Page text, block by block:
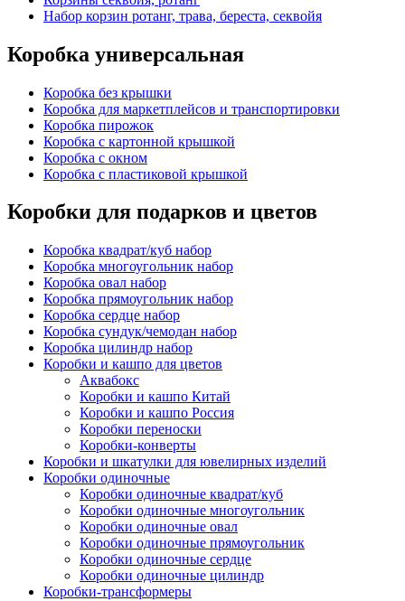
Набор корзин ротанг, трава, береста, секвойя
Коробка универсальная
Коробка без крышки
Коробка для маркетплейсов и транспортировки
Коробка пирожок
Коробка с картонной крышкой
Коробка с окном
Коробка с пластиковой крышкой
Коробки для подарков и цветов
Коробка квадрат/куб набор
Коробка многоугольник набор
Коробка овал набор
Коробка прямоугольник набор
Коробка сердце набор
Коробка сундук/чемодан набор
Коробка цилиндр набор
Коробки и кашпо для цветов
Аквабокс
Коробки и кашпо Китай
Коробки и кашпо Россия
Коробки переноски
Коробки-конверты
Коробки и шкатулки для ювелирных изделий
Коробки одиночные
Коробки одиночные квадрат/куб
Коробки одиночные многоугольник
Коробки одиночные овал
Коробки одиночные прямоугольник
Коробки одиночные сердце
Коробки одиночные цилиндр
Коробки-трансформеры